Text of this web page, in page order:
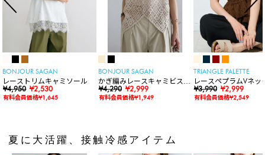
BONJOUR SAGAN
レーストリムキャミソール
¥4,950 ¥2,530
有料会員価格¥1,645
BONJOUR SAGAN
かぎ編みレースキャミビスチ
ェ
¥4,290 ¥2,999
有料会員価格¥1,949
TRIANGLE PALETTE
レースペプラムVネッ
ト
¥3,990 ¥2,999
有料会員価格¥2,549
夏に大活躍、接触冷感アイテム